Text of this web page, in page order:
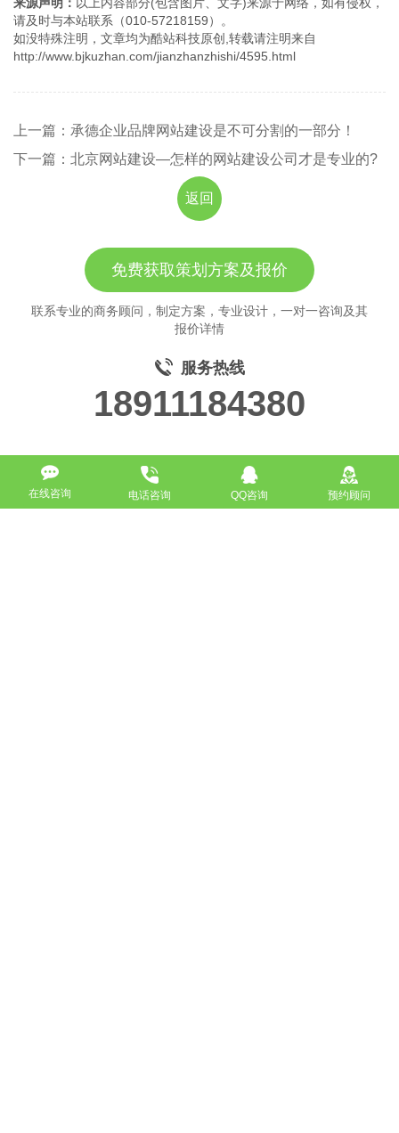
请及时与本站联系（010-57218159）。
如没特殊注明，文章均为酷站科技原创,转载请注明来自
http://www.bjkuzhan.com/jianzhanzhishi/4595.html
上一篇：承德企业品牌网站建设是不可分割的一部分！
下一篇：北京网站建设—怎样的网站建设公司才是专业的?
返回
免费获取策划方案及报价
联系专业的商务顾问，制定方案，专业设计，一对一咨询及其
报价详情
服务热线
18911184380
在线咨询 电话咨询 QQ咨询 预约顾问